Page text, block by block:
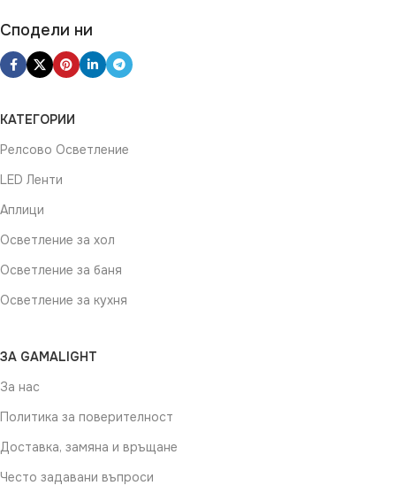
Сподели ни
КАТЕГОРИИ
Релсово Осветление
LED Ленти
Аплици
Осветление за хол
Осветление за баня
Осветление за кухня
ЗА GAMALIGHT
За нас
Политика за поверителност
Доставка, замяна и връщане
Често задавани въпроси